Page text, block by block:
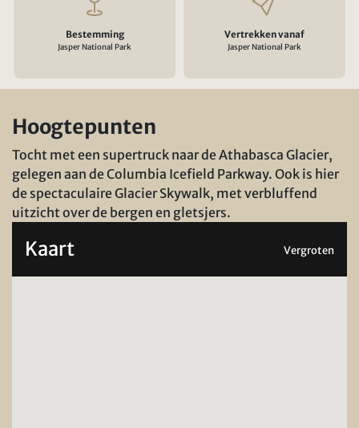
Bestemming
Jasper National Park
Vertrekken vanaf
Jasper National Park
Hoogtepunten
Tocht met een supertruck naar de Athabasca Glacier,
gelegen aan de Columbia Icefield Parkway. Ook is hier
de spectaculaire Glacier Skywalk, met verbluffend
uitzicht over de bergen en gletsjers.
Kaart Vergroten